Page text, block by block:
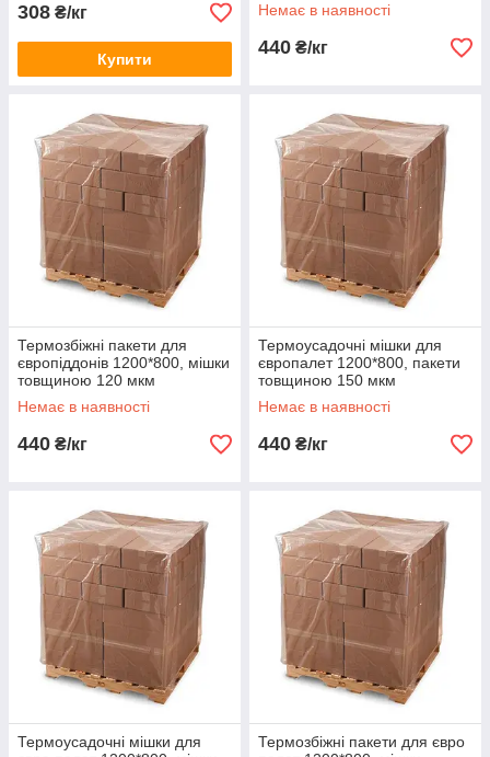
308 ₴/кг
Купити
Немає в наявності
440 ₴/кг
Термозбіжні пакети для
європіддонів 1200*800, мішки
товщиною 120 мкм
Немає в наявності
440 ₴/кг
Термоусадочні мішки для
європалет 1200*800, пакети
товщиною 150 мкм
Немає в наявності
440 ₴/кг
Термоусадочні мішки для
Термозбіжні пакети для євро